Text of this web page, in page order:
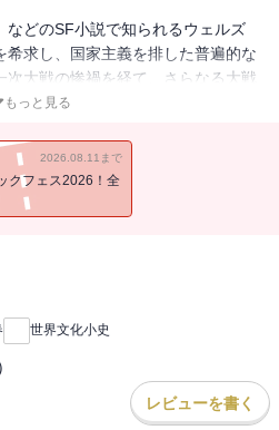
などのSF小説で知られるウェルズ
求し、国家主義を排した普遍的な
大戦の惨禍を経て、さらなる大戦
は、地球と生命の誕生に始まる人類
。（講談社学術文庫）
もっと見る
2026.08.11まで
クフェス2026！全
世界文化小史
レビューを書く